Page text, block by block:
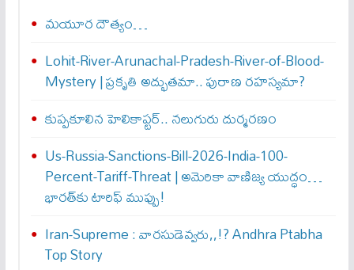
మయూర దౌత్యం…
Lohit-River-Arunachal-Pradesh-River-of-Blood-
Mystery | ప్రకృతి అద్భుతమా.. పురాణ రహస్యమా?
కుప్పకూలిన హెలికాప్టర్‌.. నలుగురు దుర్మరణం
Us-Russia-Sanctions-Bill-2026-India-100-
Percent-Tariff-Threat | అమెరికా వాణిజ్య యుద్ధం…
భారత్‌కు టారిఫ్ ముప్పు!
Iran-Supreme : వార‌సుడెవ్వ‌రు,,!? Andhra Ptabha
Top Story